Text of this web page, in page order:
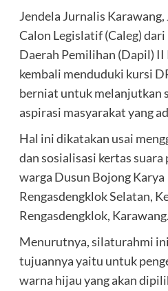
Jendela Jurnalis
Calon Legislatif (Caleg)
Daerah Pemilihan (Dapil)
kembali menduduki kursi
berniat untuk melanjutkan
aspirasi masyarakat yang
Hal ini dikatakan usai
dan sosialisasi kertas
warga Dusun Bojong Karya
Rengasdengklok Selatan,
Rengasdengklok,
Menurutnya, silaturahmi
tujuannya yaitu untuk
warna hijau yang akan